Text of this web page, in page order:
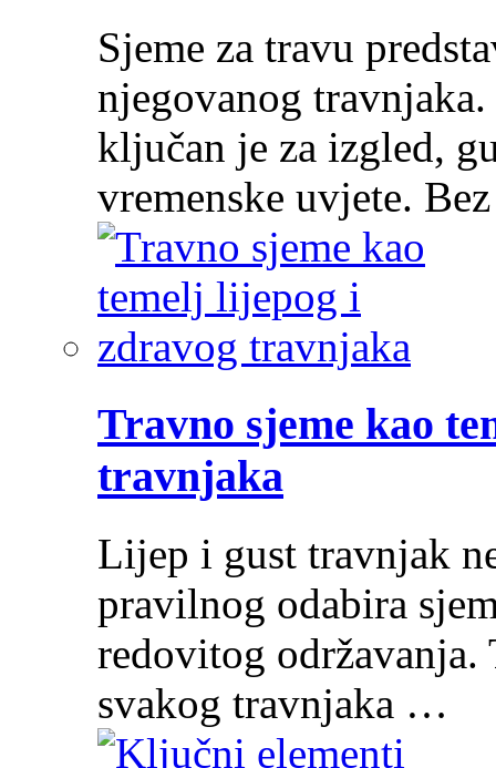
Sjeme za travu
njegovanog
ključan je za izgled,
vremenske uvjete.
Travno sjeme kao
travnjaka
Lijep i gust travnjak
pravilnog odabira
redovitog održavanja.
svakog travnjaka …